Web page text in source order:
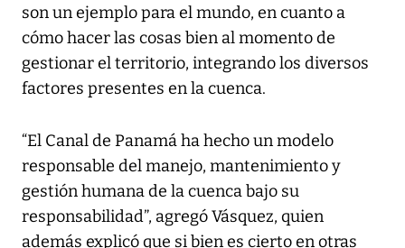
son un ejemplo para el mundo, en cuanto a
cómo hacer las cosas bien al momento de
gestionar el territorio, integrando los diversos
factores presentes en la cuenca.
“El Canal de Panamá ha hecho un modelo
responsable del manejo, mantenimiento y
gestión humana de la cuenca bajo su
responsabilidad”, agregó Vásquez, quien
además explicó que si bien es cierto en otras